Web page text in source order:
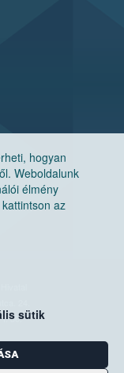
hogyan
Weboldalunk
élmény
az
sütik
30.